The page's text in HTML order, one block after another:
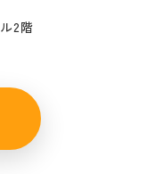
2階